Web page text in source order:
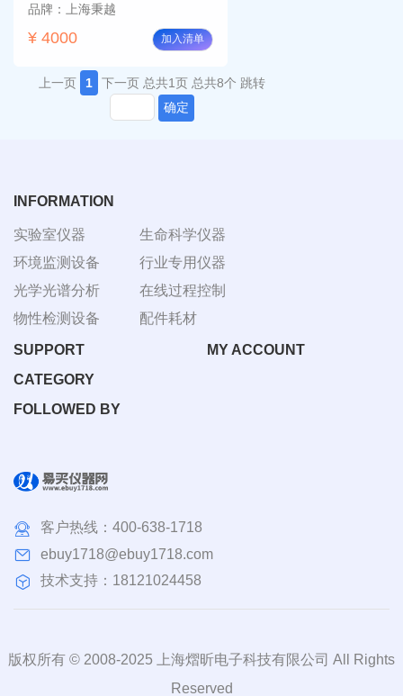
品牌：上海秉越
¥ 4000 加入清单
上一页 1 下一页 总共1页 总共8个 跳转
确定
INFORMATION
实验室仪器
环境监测设备
光学光谱分析
物性检测设备
生命科学仪器
行业专用仪器
在线过程控制
配件耗材
SUPPORT
MY ACCOUNT
CATEGORY
FOLLOWED BY
客户热线： 400-638-1718
ebuy1718@ebuy1718.com
技术支持：18121024458
版权所有 © 2008-2025 上海熠昕电子科技有限公司 All Rights
Reserved